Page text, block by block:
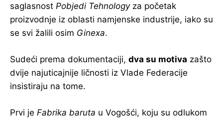
saglasnost Pobjedi Tehnologyza početak
proizvodnje iz oblasti namjenske industrije, iako su
se svi žalili osim Ginexa.
Sudeći prema dokumentaciji, dva su motiva zašto
dvije najuticajnije ličnosti iz Vlade Federacije
insistiraju na tome.
Prvi je Fabrika baruta u Vogošći, koju su odlukom